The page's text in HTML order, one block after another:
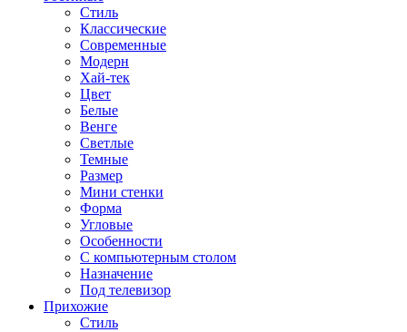
Стиль
Классические
Современные
Модерн
Хай-тек
Цвет
Белые
Венге
Светлые
Темные
Размер
Мини стенки
Форма
Угловые
Особенности
С компьютерным столом
Назначение
Под телевизор
Прихожие
Стиль